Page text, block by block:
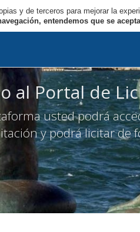
y de terceros para mejorar la
entendemos que se
al Portal de
usted podrá
y podrá licitar de